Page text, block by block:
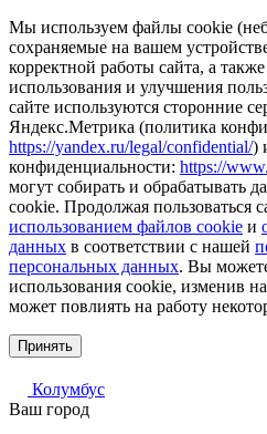
Мы используем файлы cookie
сохраняемые на вашем
корректной работы сайта, а
использования и улучшения
сайте используются сторонние
Яндекс.Метрика (политика
https://yandex.ru/legal/confidential/)
конфиденциальности: https://
могут собирать и обрабатывать
cookie. Продолжая пользоваться
использованием файлов cookie и
данных в соответствии с нашей
персональных данных. Вы
использования cookie, изменив
может повлиять на работу
Принять
Колумбус
Ваш город